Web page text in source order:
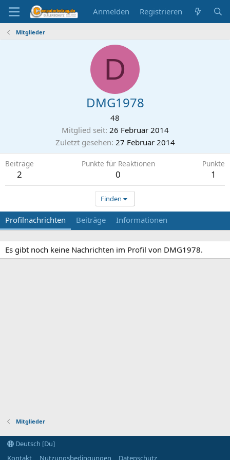
Anmelden Registrieren
Mitglieder
D
DMG1978
48
Mitglied seit 26 Februar 2014
Zuletzt gesehen 27 Februar 2014
Beiträge
2
Punkte für Reaktionen
0
Punkte
1
Finden
Profilnachrichten Beiträge Informationen
Es gibt noch keine Nachrichten im Profil von DMG1978.
Mitglieder
Deutsch [Du]
Kontakt
Nutzungsbedingungen Datenschutz